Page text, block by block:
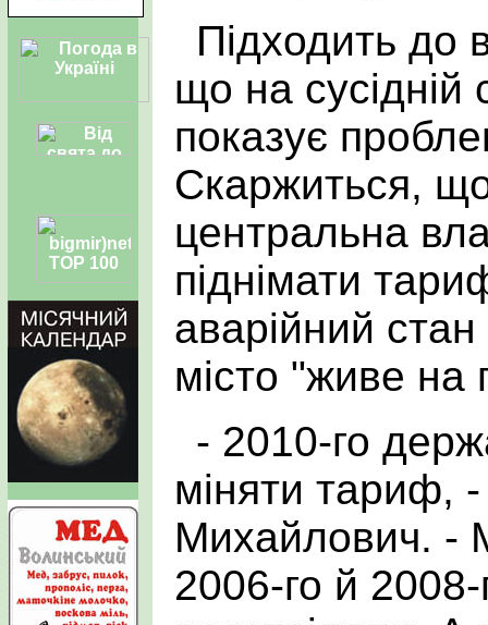
Підходить до
що на сусідній
показує
Скаржиться, що
центральна
піднімати
аварійний
місто "живе на
- 2010-го
міняти тариф,
Михайлович. -
2006-го й